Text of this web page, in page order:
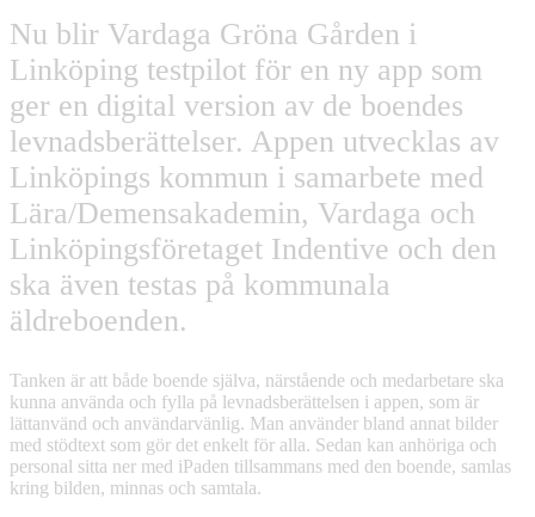
Nu blir Vardaga Gröna Gården i
Linköping testpilot för en ny app som
ger en digital version av de boendes
levnadsberättelser. Appen utvecklas av
Linköpings kommun i samarbete med
Lära/Demensakademin, Vardaga och
Linköpingsföretaget Indentive och den
ska även testas på kommunala
äldreboenden.
Tanken är att både boende själva, närstående och medarbetare ska
kunna använda och fylla på levnadsberättelsen i appen, som är
lättanvänd och användarvänlig. Man använder bland annat bilder
med stödtext som gör det enkelt för alla. Sedan kan anhöriga och
personal sitta ner med iPaden tillsammans med den boende, samlas
kring bilden, minnas och samtala.